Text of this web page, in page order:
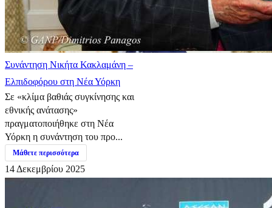
Συνάντηση Νικήτα Κακλαμάνη –
Ελπιδοφόρου στη Νέα Υόρκη
Σε «κλίμα βαθιάς συγκίνησης και
εθνικής ανάτασης»
πραγματοποιήθηκε στη Νέα
Υόρκη η συνάντηση του προ...
Μάθετε περισσότερα
14 Δεκεμβρίου 2025